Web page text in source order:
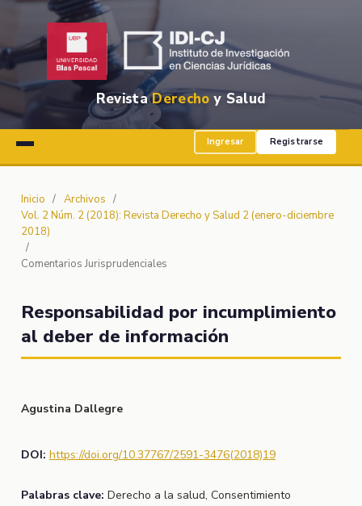
RevistaDerecho y Salud
Ingresar Registrarse
Inicio / Archivos /
Vol. 2 Núm. 2 (2018): Revista Derecho y Salud 2 (enero-diciembre
2018)
/
Comentarios Jurisprudenciales
Responsabilidad por incumplimiento
al deber de información
Agustina Dallegre
DOI: https://doi.org/10.37767/2591-3476(2018)19
Palabras clave: Derecho a la salud, Consentimiento